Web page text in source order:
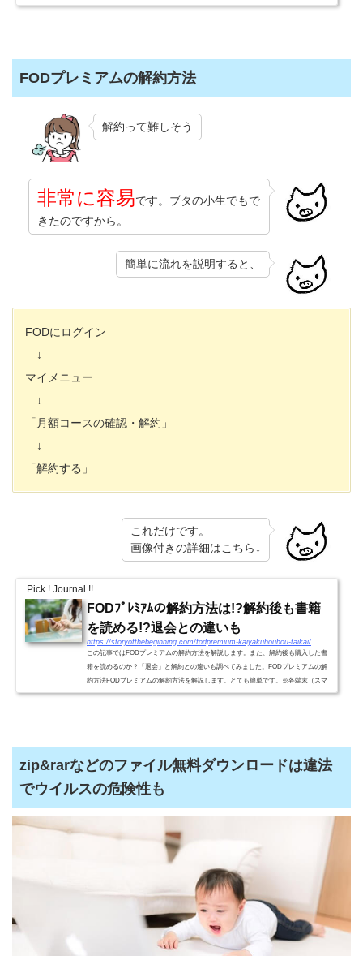
FODプレミアムの解約方法
解約って難しそう
非常に容易です。ブタの小生でもで
きたのですから。
簡単に流れを説明すると、
FODにログイン
↓
マイメニュー
↓
「月額コースの確認・解約」
↓
「解約する」
これだけです。
画像付きの詳細はこちら↓
Pick ! Journal !!
FODﾌﾟﾚﾐｱﾑの解約方法は!?解約後も書籍
を読める!?退会との違いも
https://storyofthebeginning.com/fodpremium-kaiyakuhouhou-taikai/
この記事ではFODプレミアムの解約方法を解説します。また、解約後も購入した書
籍を読めるのか？「退会」と解約との違いも調べてみました。FODプレミアムの解
約方法FODプレミアムの解約方法を解説します。とても簡単です。※各端末（スマ
ホ、タブレット、パソコン）と...
zip&rarなどのファイル無料ダウンロードは違法
でウイルスの危険性も